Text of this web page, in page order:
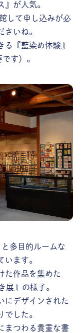
』が人気。
して申し込みが必
いね。
『藍染め体験』
す）。
多目的ルームな
います。
た作品を集めた
展』の様子。
にデザインされた
した。
まつわる貴重な書